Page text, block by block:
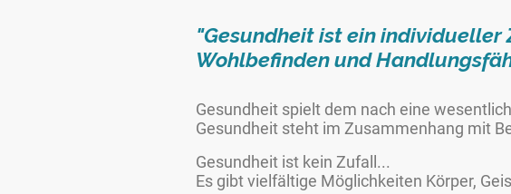
"Gesundheit ist ein individueller
Wohlbefinden und
Gesundheit spielt dem nach eine
Gesundheit steht im Zusammenhang mit
Gesundheit ist kein Zufall...
Es gibt vielfältige Möglichkeiten Körper,